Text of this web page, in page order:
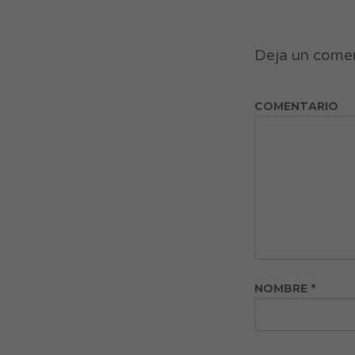
Deja un
COMENTARIO
NOMBRE *